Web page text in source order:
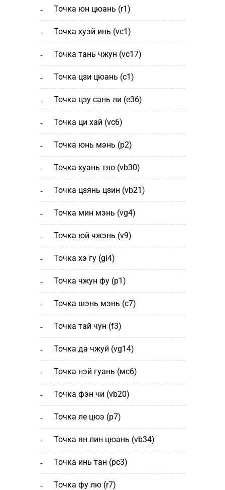
точка юн цюань (r1)
точка хуэй инь (vc1)
точка тань чжун (vc17)
точка цзи цюань (с1)
точка цзу сань ли (e36)
точка ци хай (vc6)
точка юнь мэнь (р2)
точка хуань тяо (vb30)
точка цзянь цзин (vb21)
точка мин мэнь (vg4)
точка юй чжэнь (v9)
точка хэ гу (gi4)
точка чжун фу (p1)
точка шэнь мэнь (с7)
точка тай чун (f3)
точка да чжуй (vg14)
точка нэй гуань (мс6)
точка фэн чи (vb20)
точка ле цюэ (р7)
точка ян лин цюань (vb34)
точка инь тан (рс3)
точка фу лю (r7)